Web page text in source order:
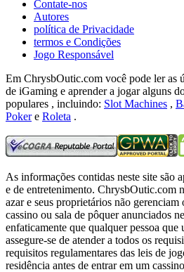
Contate-nos
Autores
política de Privacidade
termos e Condições
Jogo Responsável
Em ChrysbOutic.com você pode ler as
de iGaming e aprender a jogar alguns
populares , incluindo: Slot Machines ,
Pokere Roleta .
As informações contidas neste site são
e de entretenimento. ChrysbOutic.com
azar e seus proprietários não
cassino ou sala de pôquer anunciados
enfaticamente que qualquer pessoa que
assegure-se de atender a todos os
requisitos regulamentares das leis de
residência antes de entrar em um